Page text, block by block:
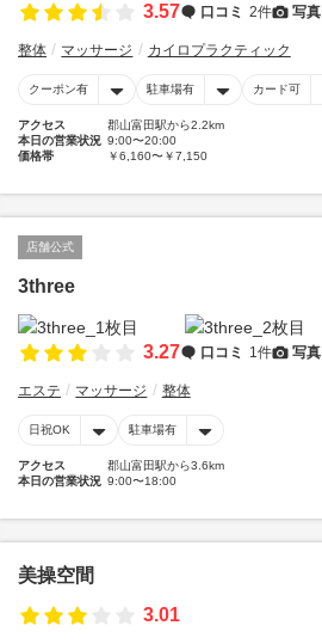
3.57 口コミ 2件 写真
整体 マッサージ カイロプラクティック
クーポン有 駐車場有 カード可
アクセス
郡山富田駅から2.2km
本日の営業状況 9:00〜20:00
価格帯
￥6,160〜￥7,150
店舗公式
3three
3.27 口コミ 1件 写真
エステ マッサージ 整体
日祝OK 駐車場有
アクセス
郡山富田駅から3.6km
本日の営業状況 9:00〜18:00
美操空間
3.01